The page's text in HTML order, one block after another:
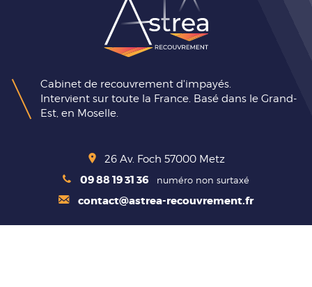
Cabinet de recouvrement d'impayés.
Intervient sur toute la France. Basé dans le Grand-
Est, en Moselle.
26 Av. Foch 57000 Metz
09 88 19 31 36 numéro non surtaxé
contact@astrea-recouvrement.fr